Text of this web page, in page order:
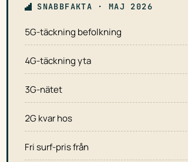
SNABBFAKTA · MAJ 2026
5G-täckning befolkning
4G-täckning yta
3G-nätet
2G kvar hos
Fri surf-pris från